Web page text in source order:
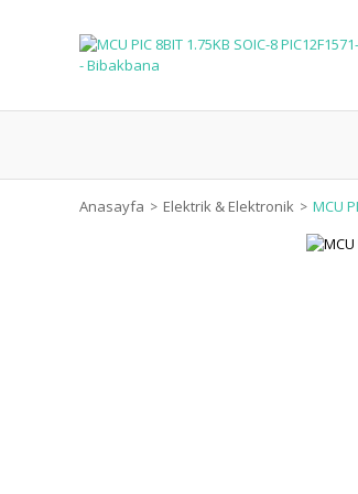
Anasayfa Elektrik & Elektronik MCU